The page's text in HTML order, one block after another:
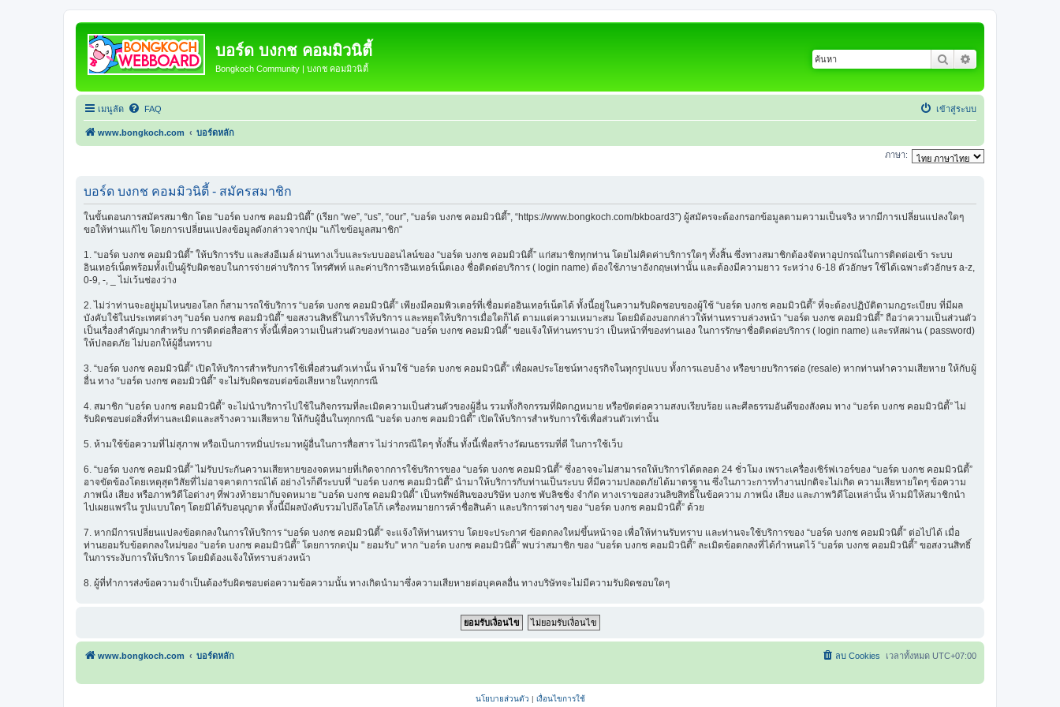
บอร์ด บงกช คอมมิวนิตี้
Bongkoch Community | บงกช คอมมิวนิตี้
ค้นหา
เมนูลัด FAQ เข้าสู่ระบบ
www.bongkoch.com บอร์ดหลัก
ภาษา:
บอร์ด บงกช คอมมิวนิตี้ - สมัครสมาชิก
ในขั้นตอนการสมัครสมาชิก โดย “บอร์ด บงกช คอมมิวนิตี้” (เรียก “we”, “us”, “our”, “บอร์ด บงกช คอมมิวนิตี้”, “https://www.bongkoch.com/bkboard3”) ผู้สมัครจะต้องกรอกข้อมูลตามความเป็นจริง หากมีการเปลี่ยนแปลงใดๆ
ขอให้ท่านแก้ไข โดยการเปลี่ยนแปลงข้อมูลดังกล่าวจากปุ่ม "แก้ไขข้อมูลสมาชิก"
1. “บอร์ด บงกช คอมมิวนิตี้” ให้บริการรับ และส่งอีเมล์ ผ่านทางเว็บและระบบออนไลน์ของ “บอร์ด บงกช คอมมิวนิตี้” แก่สมาชิกทุกท่าน โดยไม่คิดค่าบริการใดๆ ทั้งสิ้น ซึ่งทางสมาชิกต้องจัดหาอุปกรณ์ในการติดต่อเข้า ระบบ
อินเทอร์เน็ตพร้อมทั้งเป็นผู้รับผิดชอบในการจ่ายค่าบริการ โทรศัพท์ และค่าบริการอินเทอร์เน็ตเอง ชื่อติดต่อบริการ ( login name) ต้องใช้ภาษาอังกฤษเท่านั้น และต้องมีความยาว ระหว่าง 6-18 ตัวอักษร ใช้ได้เฉพาะตัวอักษร a-z,
0-9, -, _ ไม่เว้นช่องว่าง
2. ไม่ว่าท่านจะอยู่มุมไหนของโลก ก็สามารถใช้บริการ “บอร์ด บงกช คอมมิวนิตี้” เพียงมีคอมพิวเตอร์ที่เชื่อมต่ออินเทอร์เน็ตได้ ทั้งนี้อยู่ในความรับผิดชอบของผู้ใช้ “บอร์ด บงกช คอมมิวนิตี้” ที่จะต้องปฏิบัติตามกฎระเบียบ ที่มีผล
บังคับใช้ในประเทศต่างๆ “บอร์ด บงกช คอมมิวนิตี้” ขอสงวนสิทธิ์ในการให้บริการ และหยุดให้บริการเมื่อใดก็ได้ ตามแต่ความเหมาะสม โดยมิต้องบอกกล่าวให้ท่านทราบล่วงหน้า “บอร์ด บงกช คอมมิวนิตี้” ถือว่าความเป็นส่วนตัว
เป็นเรื่องสำคัญมากสำหรับ การติดต่อสื่อสาร ทั้งนี้เพื่อความเป็นส่วนตัวของท่านเอง “บอร์ด บงกช คอมมิวนิตี้” ขอแจ้งให้ท่านทราบว่า เป็นหน้าที่ของท่านเอง ในการรักษาชื่อติดต่อบริการ ( login name) และรหัสผ่าน ( password)
ให้ปลอดภัย ไม่บอกให้ผู้อื่นทราบ
3. “บอร์ด บงกช คอมมิวนิตี้” เปิดให้บริการสำหรับการใช้เพื่อส่วนตัวเท่านั้น ห้ามใช้ “บอร์ด บงกช คอมมิวนิตี้” เพื่อผลประโยชน์ทางธุรกิจในทุกรูปแบบ ทั้งการแอบอ้าง หรือขายบริการต่อ (resale) หากท่านทำความเสียหาย ให้กับผู้
อื่น ทาง “บอร์ด บงกช คอมมิวนิตี้” จะไม่รับผิดชอบต่อข้อเสียหายในทุกกรณี
4. สมาชิก “บอร์ด บงกช คอมมิวนิตี้” จะไม่นำบริการไปใช้ในกิจกรรมที่ละเมิดความเป็นส่วนตัวของผู้อื่น รวมทั้งกิจกรรมที่ผิดกฎหมาย หรือขัดต่อความสงบเรียบร้อย และศีลธรรมอันดีของสังคม ทาง “บอร์ด บงกช คอมมิวนิตี้” ไม่
รับผิดชอบต่อสิ่งที่ท่านละเมิดและสร้างความเสียหาย ให้กับผู้อื่นในทุกกรณี “บอร์ด บงกช คอมมิวนิตี้” เปิดให้บริการสำหรับการใช้เพื่อส่วนตัวเท่านั้น
5. ห้ามใช้ข้อความที่ไม่สุภาพ หรือเป็นการหมิ่นประมาทผู้อื่นในการสื่อสาร ไม่ว่ากรณีใดๆ ทั้งสิ้น ทั้งนี้เพื่อสร้างวัฒนธรรมที่ดี ในการใช้เว็บ
6. “บอร์ด บงกช คอมมิวนิตี้” ไม่รับประกันความเสียหายของจดหมายที่เกิดจากการใช้บริการของ “บอร์ด บงกช คอมมิวนิตี้” ซึ่งอาจจะไม่สามารถให้บริการได้ตลอด 24 ชั่วโมง เพราะเครื่องเซิร์ฟเวอร์ของ “บอร์ด บงกช คอมมิวนิตี้”
อาจขัดข้องโดยเหตุสุดวิสัยที่ไม่อาจคาดการณ์ได้ อย่างไรก็ดีระบบที่ “บอร์ด บงกช คอมมิวนิตี้” นำมาให้บริการกับท่านเป็นระบบ ที่มีความปลอดภัยได้มาตรฐาน ซึ่งในภาวะการทำงานปกติจะไม่เกิด ความเสียหายใดๆ ข้อความ
ภาพนิ่ง เสียง หรือภาพวิดีโอต่างๆ ที่พ่วงท้ายมากับจดหมาย “บอร์ด บงกช คอมมิวนิตี้” เป็นทรัพย์สินของบริษัท บงกช พับลิชชิ่ง จำกัด ทางเราขอสงวนลิขสิทธิ์ในข้อความ ภาพนิ่ง เสียง และภาพวิดีโอเหล่านั้น ห้ามมิให้สมาชิกนำ
ไปเผยแพร่ใน รูปแบบใดๆ โดยมิได้รับอนุญาต ทั้งนี้มีผลบังคับรวมไปถึงโลโก้ เครื่องหมายการค้าชื่อสินค้า และบริการต่างๆ ของ “บอร์ด บงกช คอมมิวนิตี้” ด้วย
7. หากมีการเปลี่ยนแปลงข้อตกลงในการให้บริการ “บอร์ด บงกช คอมมิวนิตี้” จะแจ้งให้ท่านทราบ โดยจะประกาศ ข้อตกลงใหม่ขึ้นหน้าจอ เพื่อให้ท่านรับทราบ และท่านจะใช้บริการของ “บอร์ด บงกช คอมมิวนิตี้” ต่อไปได้ เมื่อ
ท่านยอมรับข้อตกลงใหม่ของ “บอร์ด บงกช คอมมิวนิตี้” โดยการกดปุ่ม " ยอมรับ" หาก “บอร์ด บงกช คอมมิวนิตี้” พบว่าสมาชิก ของ “บอร์ด บงกช คอมมิวนิตี้” ละเมิดข้อตกลงที่ได้กำหนดไว้ “บอร์ด บงกช คอมมิวนิตี้” ขอสงวนสิทธิ์
ในการระงับการให้บริการ โดยมิต้องแจ้งให้ทราบล่วงหน้า
8. ผู้ที่ทำการส่งข้อความจำเป็นต้องรับผิดชอบต่อความข้อความนั้น ทางเกิดนำมาซึ่งความเสียหายต่อบุคคลอื่น ทางบริษัทจะไม่มีความรับผิดชอบใดๆ
www.bongkoch.com บอร์ดหลัก เวลาทั้งหมด UTC+07:00
ลบ Cookies
นโยบายส่วนตัว | เงื่อนไขการใช้